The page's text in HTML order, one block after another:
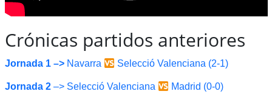
Crónicas partidos anteriores
Jornada 1 –> Navarra Selecció Valenciana (2-1)
Jornada 2 –> Selecció Valenciana Madrid (0-0)